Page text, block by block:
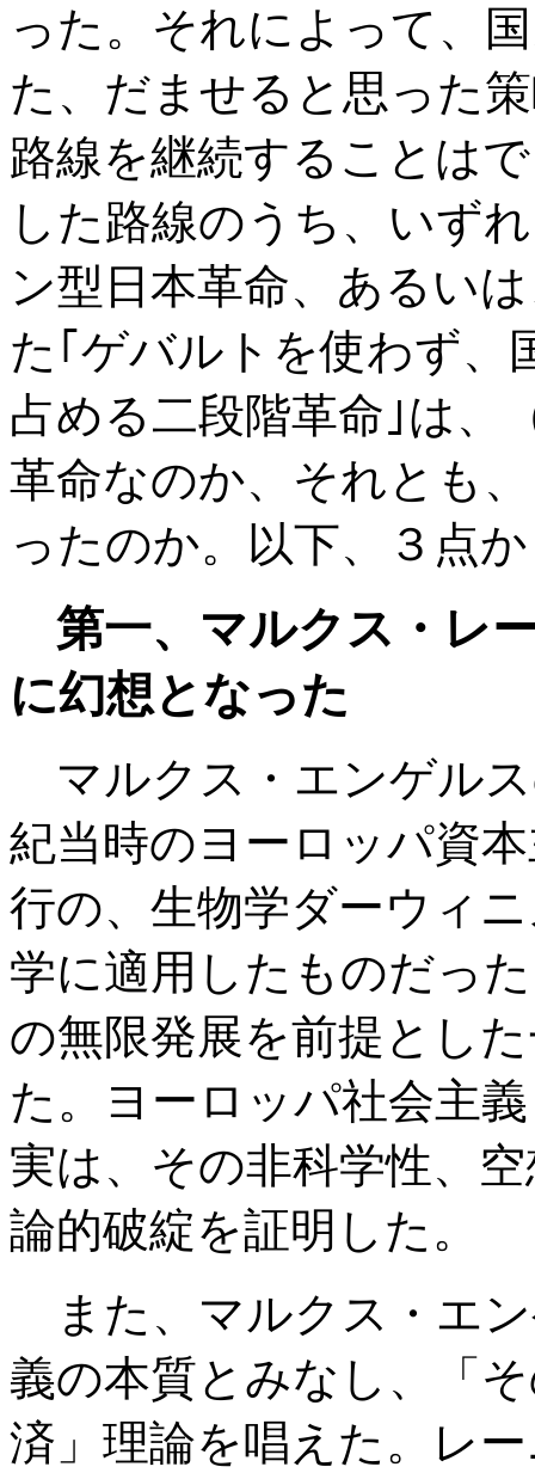
った。それによって、
た、だませると思った
路線を継続することは
した路線のうち、いず
ン型日本革命、あるい
た｢ゲバルトを使わず、
占める二段階革命｣は、
革命なのか、それとも
ったのか。以下、３点
第一、マルクス・レ
に幻想となった
マルクス・エンゲル
紀当時のヨーロッパ資
行の、生物学ダーウィ
学に適用したものだっ
の無限発展を前提とし
た。ヨーロッパ社会主
実は、その非科学性、
論的破綻を証明した。
また、マルクス・エ
義の本質とみなし、「
済」理論を唱えた。レ